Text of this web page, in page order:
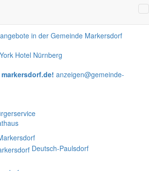
Hotel Nürnberg
anzeigen@gemeinde-
Deutsch-Paulsdorf